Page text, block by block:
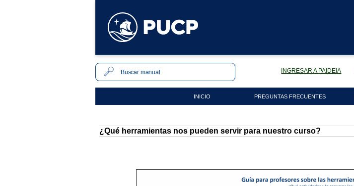
INGRESAR A PAIDEIA
INICIO PREGUNTAS FRECUENTES
¿Qué herramientas nos pueden servir para nuestro curso?